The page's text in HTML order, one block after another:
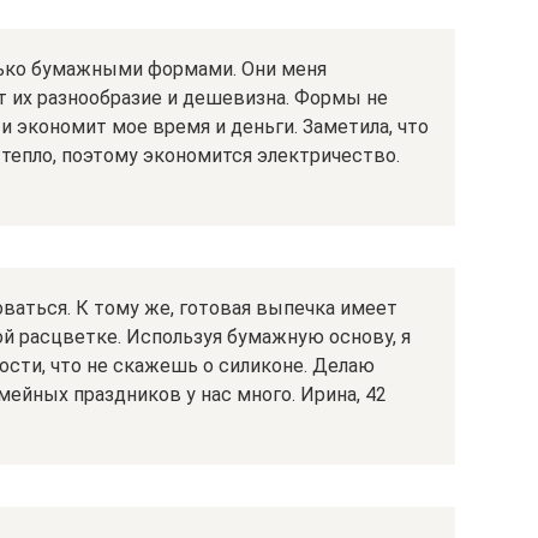
бумажными формами. Они меня
их разнообразие и дешевизна. Формы не
мое время и деньги. Заметила, что
поэтому экономится электричество.
К тому же, готовая выпечка имеет
расцветке. Используя бумажную основу, я
что не скажешь о силиконе. Делаю
праздников у нас много. Ирина, 42